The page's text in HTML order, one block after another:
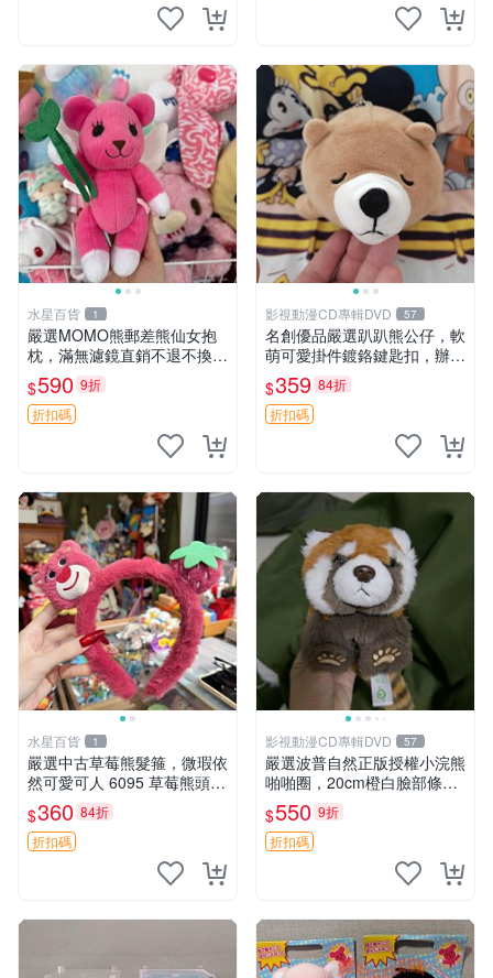
水星百貨 1
嚴選MOMO熊郵差熊仙女抱
枕，滿無濾鏡直銷不退不換
經典造型可愛必備 紅薯啵啵
間抱枕 抱枕 時尚
$590 9折
折扣碼
影視動漫CD專輯DVD 57
名創優品嚴選趴趴熊公仔，軟
萌可愛掛件鍍鉻鍵匙扣，辦公
放松好選擇 趴趴熊 鍍鉻鍵匙
扣 萬用掛件
$359 84折
折扣碼
水星百貨 1
嚴選中古草莓熊髮箍，微瑕依
然可愛可人 6095 草莓熊頭飾
中古髮圈 熊寶 寶寶 娃娃熊髮
箍 中古收藏 玩具髮夾
$360 84折
折扣碼
影視動漫CD專輯DVD 57
嚴選波普自然正版授權小浣熊
啪啪圈，20cm橙白臉部條紋
清晰，毛絨超萌贈品推薦。
小浣熊 波普 圈環
$550 9折
折扣碼